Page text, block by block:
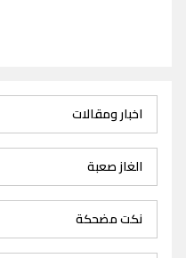
اخبار ومقالات
الغاز صعبة
نكت مضحكة